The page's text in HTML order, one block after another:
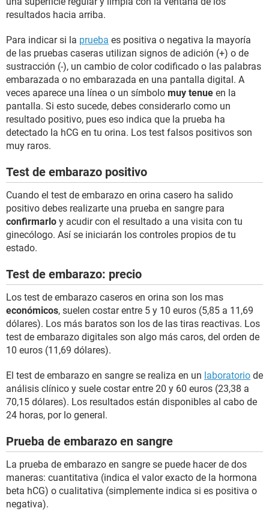
resultados hacia arriba.
Para indicar si la prueba es positiva o negativa la mayoría
de las pruebas caseras utilizan signos de adición (+) o de
sustracción (-), un cambio de color codificado o las palabras
embarazada o no embarazada en una pantalla digital. A
veces aparece una línea o un símbolo muy tenue en la
pantalla. Si esto sucede, debes considerarlo como un
resultado positivo, pues eso indica que la prueba ha
detectado la hCG en tu orina. Los test falsos positivos son
muy raros.
Test de embarazo positivo
Cuando el test de embarazo en orina casero ha salido
positivo debes realizarte una prueba en sangre para
confirmarlo y acudir con el resultado a una visita con tu
ginecólogo. Así se iniciarán los controles propios de tu
estado.
Test de embarazo: precio
Los test de embarazo caseros en orina son los mas
económicos, suelen costar entre 5 y 10 euros (5,85 a 11,69
dólares). Los más baratos son los de las tiras reactivas. Los
test de embarazo digitales son algo más caros, del orden de
10 euros (11,69 dólares).
El test de embarazo en sangre se realiza en un laboratorio de
análisis clínico y suele costar entre 20 y 60 euros (23,38 a
70,15 dólares). Los resultados están disponibles al cabo de
24 horas, por lo general.
Prueba de embarazo en sangre
La prueba de embarazo en sangre se puede hacer de dos
maneras: cuantitativa (indica el valor exacto de la hormona
beta hCG) o cualitativa (simplemente indica si es positiva o
negativa).